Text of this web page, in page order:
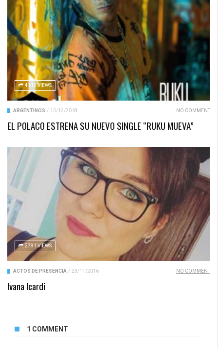
4115 VIEWS
ARGENTINOS / 13/12/2018 NO COMMENT
EL POLACO ESTRENA SU NUEVO SINGLE “RUKU MUEVA”
2781 VIEWS
ACTOS DE PRESENCIA / 23/11/2016 NO COMMENT
Ivana Icardi
1 COMMENT